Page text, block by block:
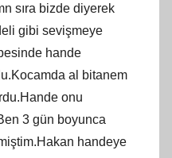
sıra bizde diyerek
gibi sevişmeye
hande
al bitanem
onu
3 gün boyunca
handeye